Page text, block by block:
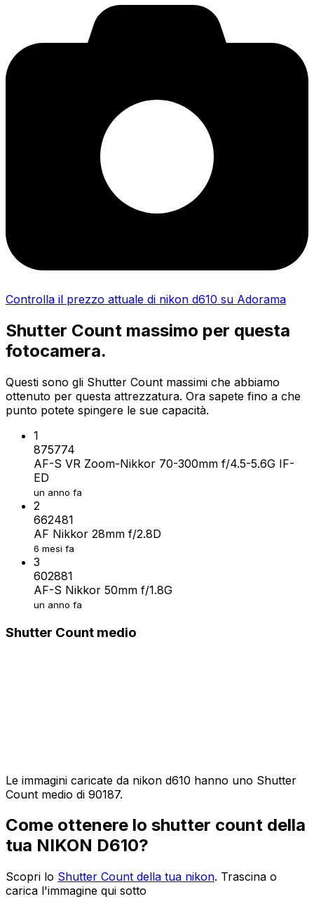
Controlla il prezzo attuale di nikon d610 su Adorama
Shutter Count massimo per questa
fotocamera.
Questi sono gli Shutter Count massimi che abbiamo
ottenuto per questa attrezzatura. Ora sapete fino a che
punto potete spingere le sue capacità.
1
875774
AF-S VR Zoom-Nikkor 70-300mm f/4.5-5.6G IF-
ED
un anno fa
2
662481
AF Nikkor 28mm f/2.8D
6 mesi fa
3
602881
AF-S Nikkor 50mm f/1.8G
un anno fa
Shutter Count medio
Le immagini caricate da nikon d610 hanno uno Shutter
Count medio di 90187.
Come ottenere lo shutter count della
tua NIKON D610?
Scopri lo Shutter Count della tua nikon. Trascina o
carica l'immagine qui sotto